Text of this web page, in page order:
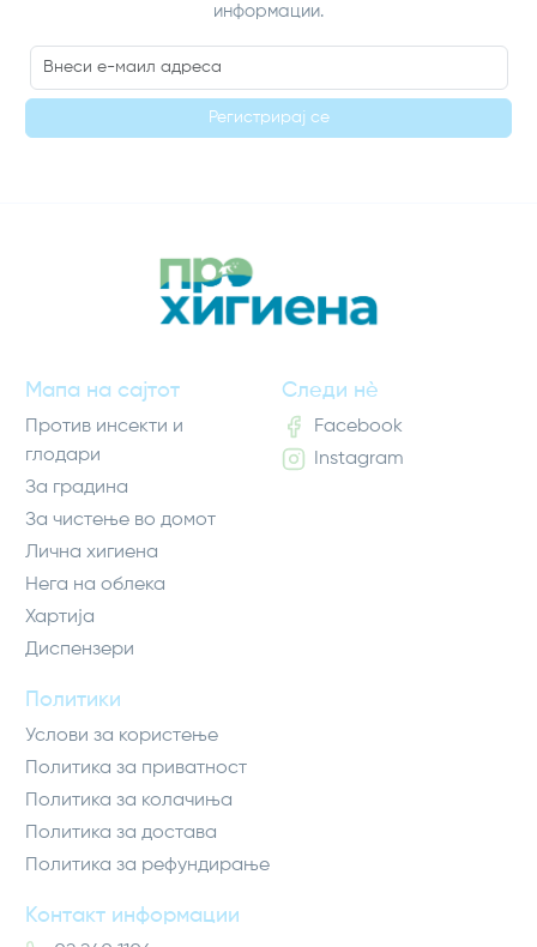
информации.
Регистрирај се
Мапа на сајтот
Против инсекти и
глодари
За градина
За чистење во домот
Лична хигиена
Нега на облека
Хартија
Диспензери
Политики
Услови за користење
Политика за приватност
Политика за колачиња
Политика за достава
Политика за рефундирање
Контакт информации
Следи нè
Facebook
Instagram